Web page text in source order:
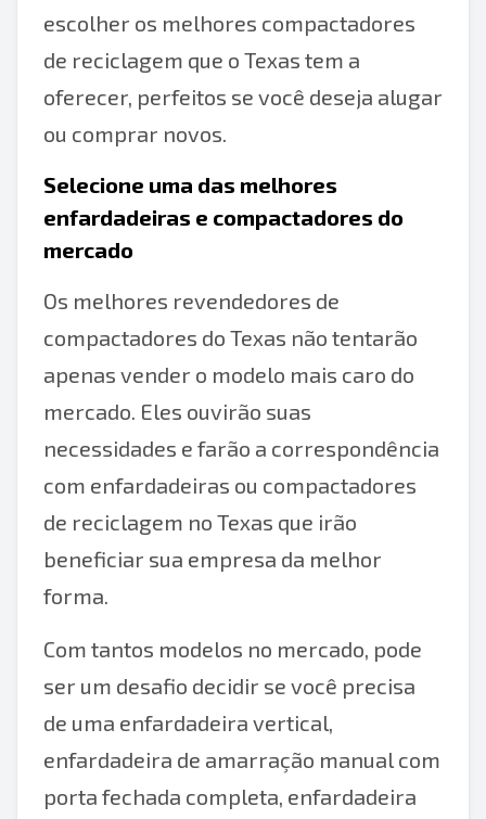
escolher os melhores compactadores
de reciclagem que o Texas tem a
oferecer, perfeitos se você deseja alugar
ou comprar novos.
Selecione uma das melhores
enfardadeiras e compactadores do
mercado
Os melhores revendedores de
compactadores do Texas não tentarão
apenas vender o modelo mais caro do
mercado. Eles ouvirão suas
necessidades e farão a correspondência
com enfardadeiras ou compactadores
de reciclagem no Texas que irão
beneficiar sua empresa da melhor
forma.
Com tantos modelos no mercado, pode
ser um desafio decidir se você precisa
de uma enfardadeira vertical,
enfardadeira de amarração manual com
porta fechada completa, enfardadeira